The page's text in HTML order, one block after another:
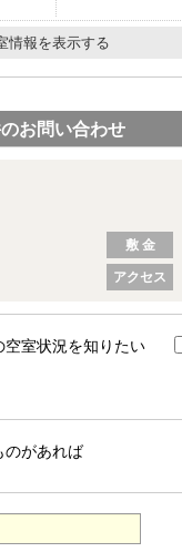
情報を表示する
お問い合わせ
アクセス
敷 金
空室状況を知りたい
のがあれば